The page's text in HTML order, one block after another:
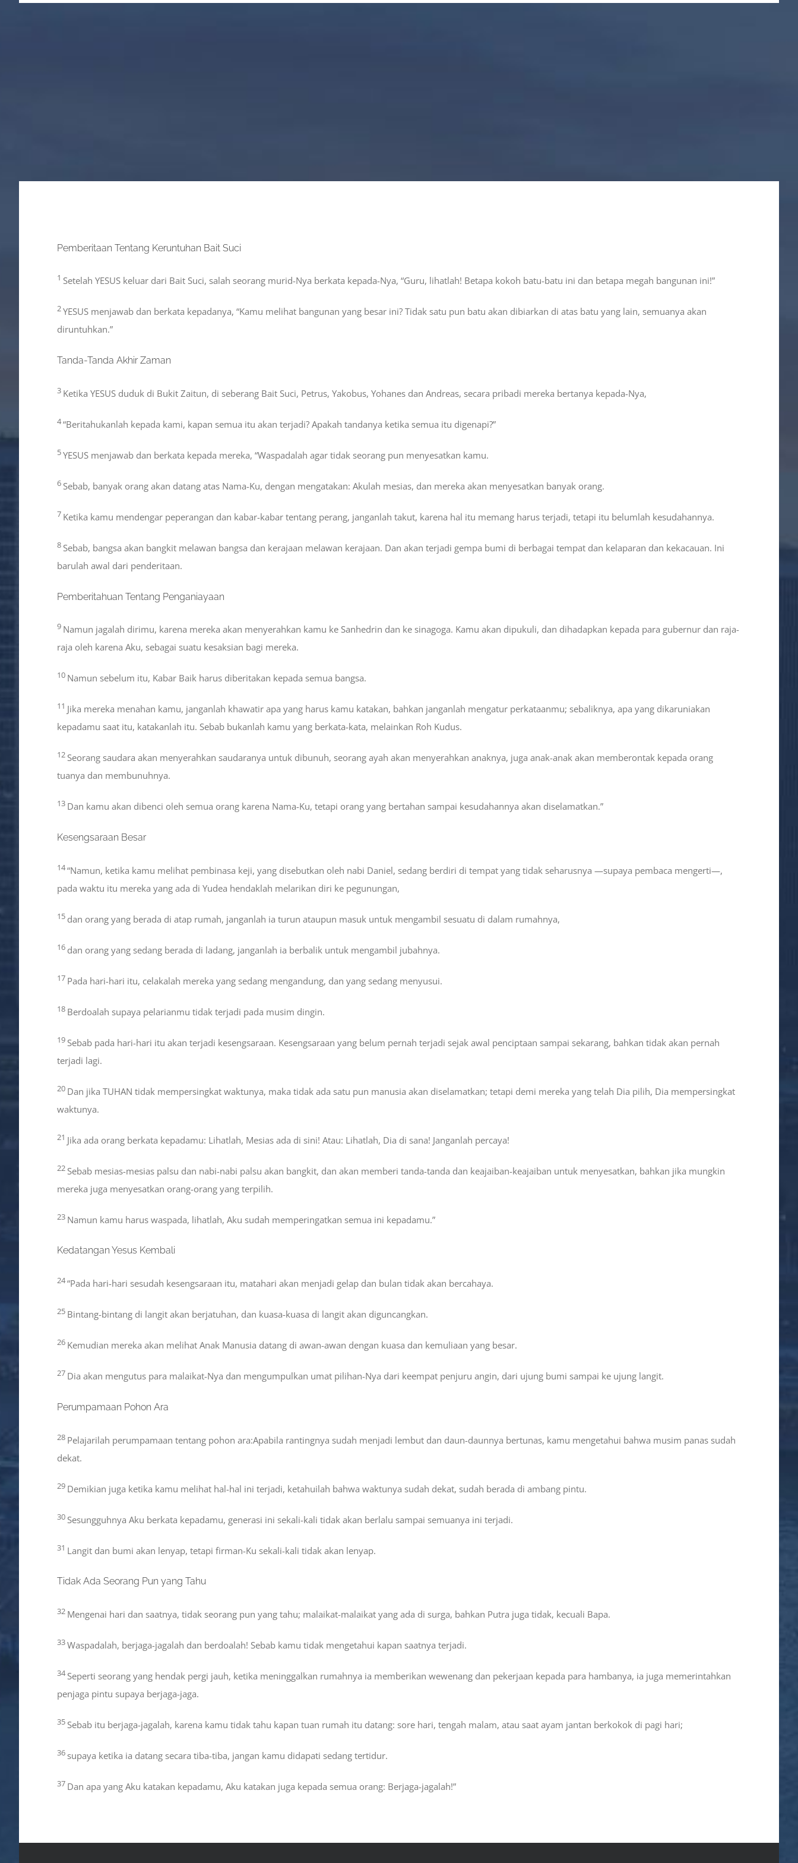
Pemberitaan Tentang Keruntuhan Bait Suci
1 Setelah YESUS keluar dari Bait Suci, salah seorang murid-Nya berkata kepada-Nya, “Guru, lihatlah! Betapa kokoh batu-batu ini dan betapa megah bangunan ini!”
2YESUS menjawab dan berkata kepadanya, “Kamu melihat bangunan yang besar ini? Tidak satu pun batu akan dibiarkan di atas batu yang lain, semuanya akan
diruntuhkan.”
Tanda-Tanda Akhir Zaman
3 Ketika YESUS duduk di Bukit Zaitun, di seberang Bait Suci, Petrus, Yakobus, Yohanes dan Andreas, secara pribadi mereka bertanya kepada-Nya,
4“Beritahukanlah kepada kami, kapan semua itu akan terjadi? Apakah tandanya ketika semua itu digenapi?”
5YESUS menjawab dan berkata kepada mereka, “Waspadalah agar tidak seorang pun menyesatkan kamu.
6 Sebab, banyak orang akan datang atas Nama-Ku, dengan mengatakan: Akulah mesias, dan mereka akan menyesatkan banyak orang.
7 Ketika kamu mendengar peperangan dan kabar-kabar tentang perang, janganlah takut, karena hal itu memang harus terjadi, tetapi itu belumlah kesudahannya.
8 Sebab, bangsa akan bangkit melawan bangsa dan kerajaan melawan kerajaan. Dan akan terjadi gempa bumi di berbagai tempat dan kelaparan dan kekacauan. Ini
barulah awal dari penderitaan.
Pemberitahuan Tentang Penganiayaan
9 Namun jagalah dirimu, karena mereka akan menyerahkan kamu ke Sanhedrin dan ke sinagoga. Kamu akan dipukuli, dan dihadapkan kepada para gubernur dan raja-
raja oleh karena Aku, sebagai suatu kesaksian bagi mereka.
10 Namun sebelum itu, Kabar Baik harus diberitakan kepada semua bangsa.
11 Jika mereka menahan kamu, janganlah khawatir apa yang harus kamu katakan, bahkan janganlah mengatur perkataanmu; sebaliknya, apa yang dikaruniakan
kepadamu saat itu, katakanlah itu. Sebab bukanlah kamu yang berkata-kata, melainkan Roh Kudus.
12 Seorang saudara akan menyerahkan saudaranya untuk dibunuh, seorang ayah akan menyerahkan anaknya, juga anak-anak akan memberontak kepada orang
tuanya dan membunuhnya.
13 Dan kamu akan dibenci oleh semua orang karena Nama-Ku, tetapi orang yang bertahan sampai kesudahannya akan diselamatkan.”
Kesengsaraan Besar
14“Namun, ketika kamu melihat pembinasa keji, yang disebutkan oleh nabi Daniel, sedang berdiri di tempat yang tidak seharusnya —supaya pembaca mengerti—,
pada waktu itu mereka yang ada di Yudea hendaklah melarikan diri ke pegunungan,
15 dan orang yang berada di atap rumah, janganlah ia turun ataupun masuk untuk mengambil sesuatu di dalam rumahnya,
16 dan orang yang sedang berada di ladang, janganlah ia berbalik untuk mengambil jubahnya.
17 Pada hari-hari itu, celakalah mereka yang sedang mengandung, dan yang sedang menyusui.
18 Berdoalah supaya pelarianmu tidak terjadi pada musim dingin.
19 Sebab pada hari-hari itu akan terjadi kesengsaraan. Kesengsaraan yang belum pernah terjadi sejak awal penciptaan sampai sekarang, bahkan tidak akan pernah
terjadi lagi.
20 Dan jika TUHAN tidak mempersingkat waktunya, maka tidak ada satu pun manusia akan diselamatkan; tetapi demi mereka yang telah Dia pilih, Dia mempersingkat
waktunya.
21 Jika ada orang berkata kepadamu: Lihatlah, Mesias ada di sini! Atau: Lihatlah, Dia di sana! Janganlah percaya!
22 Sebab mesias-mesias palsu dan nabi-nabi palsu akan bangkit, dan akan memberi tanda-tanda dan keajaiban-keajaiban untuk menyesatkan, bahkan jika mungkin
mereka juga menyesatkan orang-orang yang terpilih.
23 Namun kamu harus waspada, lihatlah, Aku sudah memperingatkan semua ini kepadamu.”
Kedatangan Yesus Kembali
24“Pada hari-hari sesudah kesengsaraan itu, matahari akan menjadi gelap dan bulan tidak akan bercahaya.
25 Bintang-bintang di langit akan berjatuhan, dan kuasa-kuasa di langit akan diguncangkan.
26 Kemudian mereka akan melihat Anak Manusia datang di awan-awan dengan kuasa dan kemuliaan yang besar.
27 Dia akan mengutus para malaikat-Nya dan mengumpulkan umat pilihan-Nya dari keempat penjuru angin, dari ujung bumi sampai ke ujung langit.
Perumpamaan Pohon Ara
28 Pelajarilah perumpamaan tentang pohon ara:Apabila rantingnya sudah menjadi lembut dan daun-daunnya bertunas, kamu mengetahui bahwa musim panas sudah
dekat.
29 Demikian juga ketika kamu melihat hal-hal ini terjadi, ketahuilah bahwa waktunya sudah dekat, sudah berada di ambang pintu.
30 Sesungguhnya Aku berkata kepadamu, generasi ini sekali-kali tidak akan berlalu sampai semuanya ini terjadi.
31 Langit dan bumi akan lenyap, tetapi firman-Ku sekali-kali tidak akan lenyap.
Tidak Ada Seorang Pun yang Tahu
32 Mengenai hari dan saatnya, tidak seorang pun yang tahu; malaikat-malaikat yang ada di surga, bahkan Putra juga tidak, kecuali Bapa.
33Waspadalah, berjaga-jagalah dan berdoalah! Sebab kamu tidak mengetahui kapan saatnya terjadi.
34Seperti seorang yang hendak pergi jauh, ketika meninggalkan rumahnya ia memberikan wewenang dan pekerjaan kepada para hambanya, ia juga memerintahkan
penjaga pintu supaya berjaga-jaga.
35 Sebab itu berjaga-jagalah, karena kamu tidak tahu kapan tuan rumah itu datang: sore hari, tengah malam, atau saat ayam jantan berkokok di pagi hari;
36 supaya ketika ia datang secara tiba-tiba, jangan kamu didapati sedang tertidur.
37 Dan apa yang Aku katakan kepadamu, Aku katakan juga kepada semua orang: Berjaga-jagalah!”